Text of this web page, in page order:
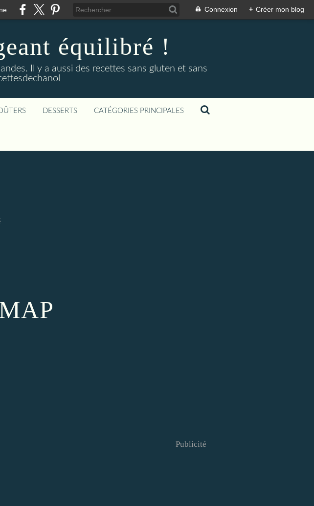
Connexion + Créer mon blog
équilibré !
Il y a aussi des recettes sans gluten et sans
DESSERTS CATÉGORIES PRINCIPALES
Publicité